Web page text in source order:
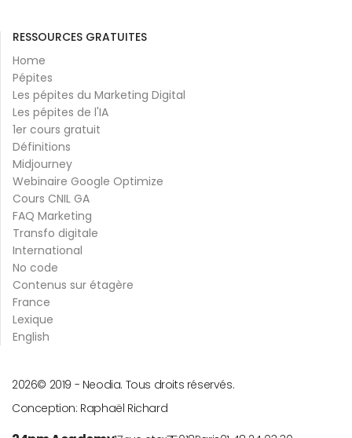
RESSOURCES GRATUITES
Home
Pépites
Les pépites du Marketing Digital
Les pépites de l'IA
1er cours gratuit
Définitions
Midjourney
Webinaire Google Optimize
Cours CNIL GA
FAQ Marketing
Transfo digitale
International
No code
Contenus sur étagère
France
Lexique
English
© 2019 -
2026
Neodia. Tous droits réservés.
Conception: Raphaël Richard